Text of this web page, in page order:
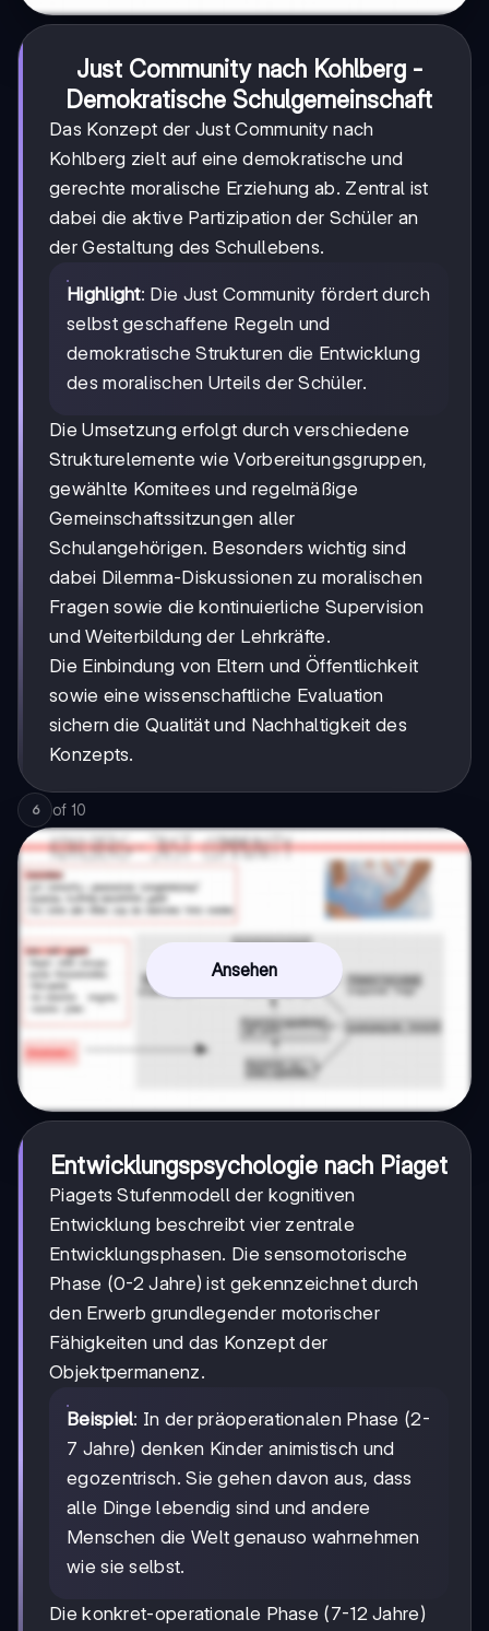
Just Community nach Kohlberg -
Demokratische Schulgemeinschaft
Das Konzept der Just Community nach
Kohlberg zielt auf eine demokratische und
gerechte moralische Erziehung ab. Zentral ist
dabei die aktive Partizipation der Schüler an
der Gestaltung des Schullebens.
Highlight: Die Just Community fördert durch
selbst geschaffene Regeln und
demokratische Strukturen die Entwicklung
des moralischen Urteils der Schüler.
Die Umsetzung erfolgt durch verschiedene
Strukturelemente wie Vorbereitungsgruppen,
gewählte Komitees und regelmäßige
Gemeinschaftssitzungen aller
Schulangehörigen. Besonders wichtig sind
dabei Dilemma-Diskussionen zu moralischen
Fragen sowie die kontinuierliche Supervision
und Weiterbildung der Lehrkräfte.
Die Einbindung von Eltern und Öffentlichkeit
sowie eine wissenschaftliche Evaluation
sichern die Qualität und Nachhaltigkeit des
Konzepts.
6 of 10
Ansehen
Entwicklungspsychologie nach Piaget
Piagets Stufenmodell der kognitiven
Entwicklung beschreibt vier zentrale
Entwicklungsphasen. Die sensomotorische
Phase (0-2 Jahre) ist gekennzeichnet durch
den Erwerb grundlegender motorischer
Fähigkeiten und das Konzept der
Objektpermanenz.
Beispiel: In der präoperationalen Phase (2-
7 Jahre) denken Kinder animistisch und
egozentrisch. Sie gehen davon aus, dass
alle Dinge lebendig sind und andere
Menschen die Welt genauso wahrnehmen
wie sie selbst.
Die konkret-operationale Phase (7-12 Jahre)